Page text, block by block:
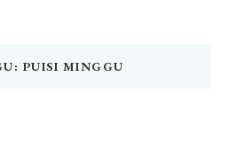
PUISI MINGGU